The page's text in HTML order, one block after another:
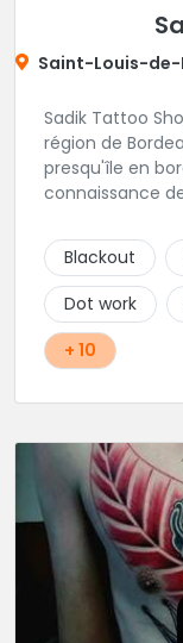
Saint-Louis-de-
Sadik Tattoo
région de
presqu'île en bord de
connaissance
Blackout
Dot work
+ 10